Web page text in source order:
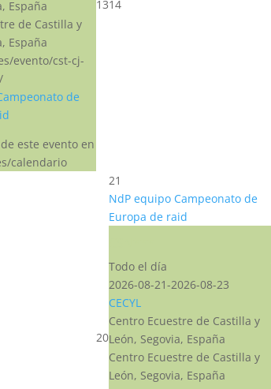
España
de Castilla y
España
evento/cst-cj-
de
este evento en
calendario
1314
20
21
NdP equipo Campeonato de
Europa de raid
Todo el día
2026-08-21-2026-08-23
CECYL
Centro Ecuestre de Castilla y
León, Segovia, España
Centro Ecuestre de Castilla y
León, Segovia, España